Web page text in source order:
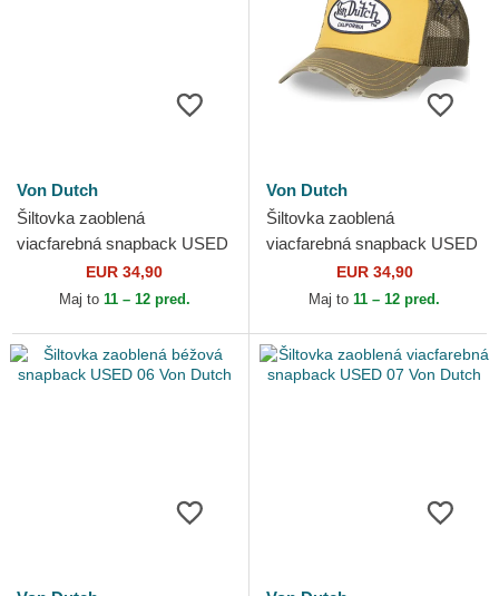
Von Dutch
Šiltovka zaoblená
viacfarebná snapback USED
05 Von DutchEUR 34,90
Maj to 11 – 12 pred.
Von Dutch
Šiltovka zaoblená
viacfarebná snapback USED
12 Von DutchEUR 34,90
Maj to 11 – 12 pred.